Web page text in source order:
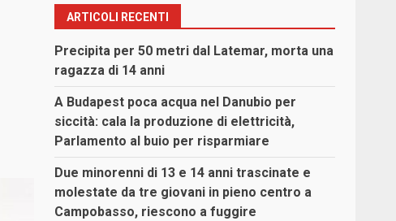
ARTICOLI RECENTI
Precipita per 50 metri dal Latemar, morta una
ragazza di 14 anni
A Budapest poca acqua nel Danubio per
siccità: cala la produzione di elettricità,
Parlamento al buio per risparmiare
Due minorenni di 13 e 14 anni trascinate e
molestate da tre giovani in pieno centro a
Campobasso, riescono a fuggire